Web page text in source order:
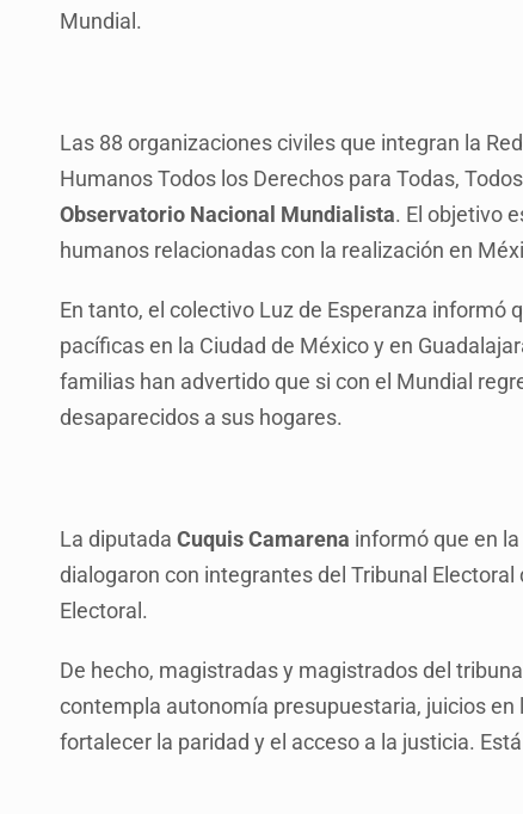
Mundial.
Las 88 organizaciones civiles que integran la
Humanos Todos los Derechos para Todas,
Observatorio Nacional Mundialista. El objetivo
humanos relacionadas con la realización en
En tanto, el colectivo Luz de Esperanza
pacíficas en la Ciudad de México y en
familias han advertido que si con el Mundial
desaparecidos a sus hogares.
La diputada Cuquis Camarena informó que en
dialogaron con integrantes del Tribunal
Electoral.
De hecho, magistradas y magistrados del
contempla autonomía presupuestaria, juicios
fortalecer la paridad y el acceso a la justicia.